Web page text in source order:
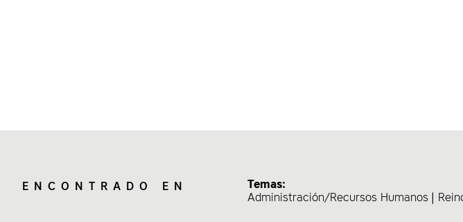
ENCONTRADO EN
Temas:
Administración/Recursos Humanos